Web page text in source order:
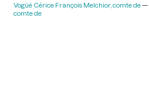
Vogüé Cérice François Melchior, comte de
comte de